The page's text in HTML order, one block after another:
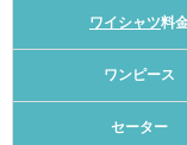
ワイシャツ料
ワンピース
セーター